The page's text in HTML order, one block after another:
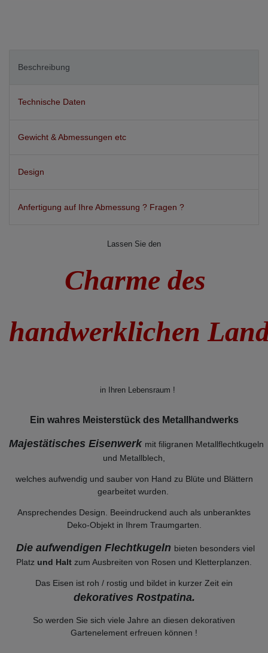
Beschreibung
Technische Daten
Gewicht & Abmessungen etc
Design
Anfertigung auf Ihre Abmessung ? Fragen ?
Lassen Sie den
Charme des
handwerklichen
in Ihren Lebensraum !
Ein wahres Meisterstück des Metallhandwerks
Majestätisches Eisenwerk mit filigranen Metallflechtkugeln
und Metallblech,
welches aufwendig und sauber von Hand zu Blüte und Blättern
gearbeitet wurden.
Ansprechendes Design. Beeindruckend auch als unberanktes
Deko-Objekt in Ihrem Traumgarten.
Die aufwendigen Flechtkugeln bieten besonders viel
Platz und Halt zum Ausbreiten von Rosen und Kletterplanzen.
Das Eisen ist roh / rostig und bildet in kurzer Zeit ein
dekoratives Rostpatina.
So werden Sie sich viele Jahre an diesen dekorativen
Gartenelement erfreuen können !